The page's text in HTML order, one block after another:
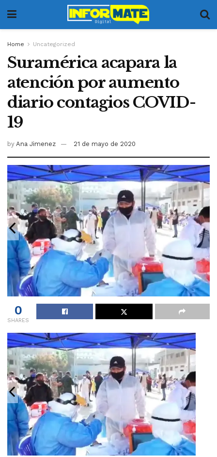
Home Uncategorized
Suramérica acapara la
atención por aumento
diario contagios COVID-
19
by Ana Jimenez 21 de mayo de 2020
0
SHARES